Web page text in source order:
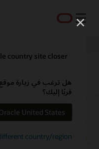
القائمة
country site closer
قربًا إليك؟
United States
country/region
Service